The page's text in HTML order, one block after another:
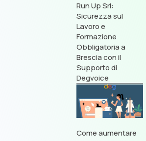
Run Up Srl:
Sicurezza sul
Lavoro e
Formazione
Obbligatoria a
Brescia con il
Supporto di
Degvoice
Come aumentare